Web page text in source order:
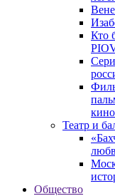
Кто
Театр и
Общество